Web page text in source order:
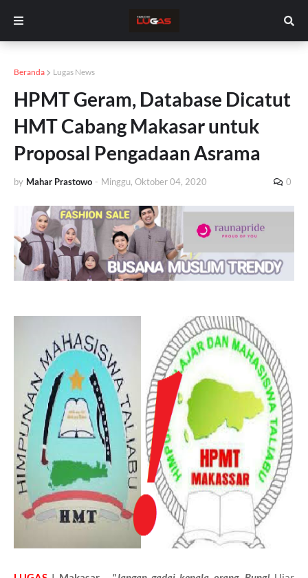
Beranda Lugas News
HPMT Geram, Database Dicatut
HMT Cabang Makasar untuk
Proposal Pengadaan Asrama
by Mahar Prastowo - Minggu, Oktober 04, 2020 0